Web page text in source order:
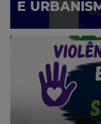
E